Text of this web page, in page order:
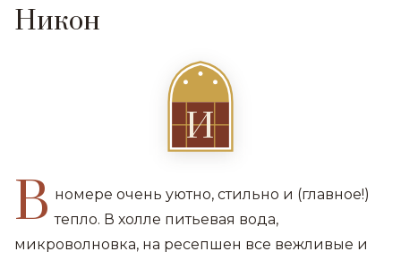
Никон
И
В номере очень уютно, стильно и (главное!)
тепло. В холле питьевая вода,
микроволновка, на ресепшен все вежливые и